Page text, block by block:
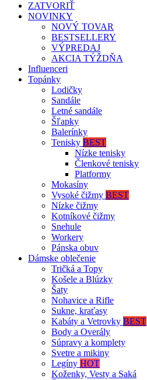
ZATVORIŤ
NOVINKY
NOVÝ TOVAR
BESTSELLERY
VÝPREDAJ
AKCIA TÝŽDŇA
Influenceri
Topánky
Lodičky
Sandále
Letné sandále
Šľapky
Balerínky
Tenisky BEST
Nízke tenisky
Členkové tenisky
Platformy
Mokasíny
Vysoké čižmy BEST
Nízke čižmy
Kotníkové čižmy
Snehule
Workery
Pánska obuv
Dámske oblečenie
Tričká a Topy
Košele a Blúzky
Šaty
Nohavice a Rifle
Sukne, kraťasy
Kabáty a Vetrovky BEST
Body a Overály
Súpravy a komplety
Svetre a mikiny
Legíny HOT
Koženky, Vesty a Saká